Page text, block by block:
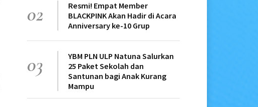
02
Resmi! Empat Member
BLACKPINK Akan Hadir di Acara
Anniversary ke-10 Grup
03
YBM PLN ULP Natuna Salurkan
25 Paket Sekolah dan
Santunan bagi Anak Kurang
Mampu